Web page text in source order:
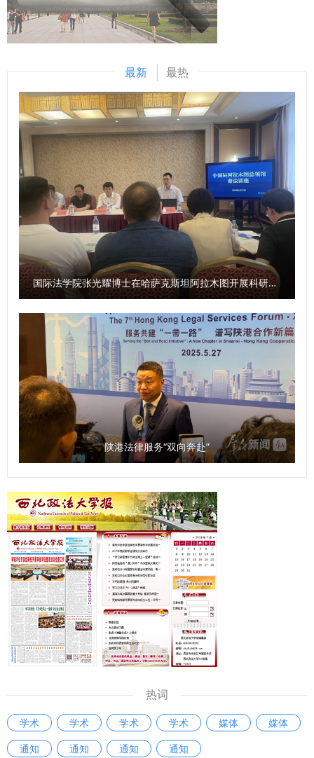
发展。期待双方在已有合作成果基础上，进一步聚焦铜川法治
建设现实需求，开展全方位、深层次的合作交流，推动法治铜
川、平安铜川建设行稳致远。 在双方共同见证下，常安与李
鹏代表双方签署协议。 签约仪式前，赵万东一行前往锦园社
区、政务服务大厅、法治宣传教育实践中心参观调研。 铜川
市直有关部门、市中级人民法院、市人民检察院和我校相关职
能部门、学院主要负责人参加签约仪式。 （供稿：党政办公
室 撰稿：冯晨光 审核：刘淑宝）
促进法》，进一步铸牢中华民族共同体意识，全力推进中华民
族共同体建设与倪文艳进行座谈交流。 （供稿：党委统战部
撰稿：娄佳 审核：燕福民）
最新 最热
国际法学院张光耀博士在哈萨克斯坦阿拉木图开展科研与社会服务活动
陕港法律服务“双向奔赴”
热词
学术 学术 学术 学术 媒体
媒体
通知
通知 通知 通知